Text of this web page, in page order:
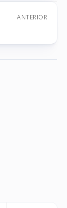
ANTERIOR